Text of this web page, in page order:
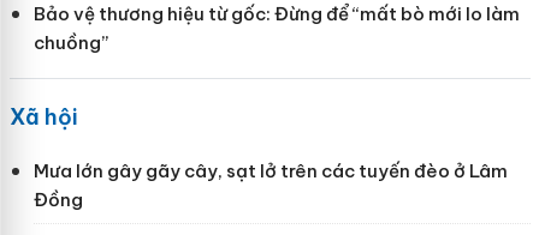
Bảo vệ thương hiệu từ gốc: Đừng để “mất bò mới lo làm
chuồng”
Xã hội
Mưa lớn gây gãy cây, sạt lở trên các tuyến đèo ở Lâm
Đồng